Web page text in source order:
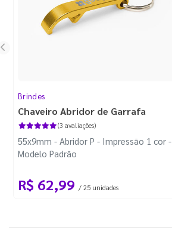
Brindes
Chaveiro Abridor de Garrafa
(3 avaliações)
55x9mm - Abridor P - Impressão 1 cor -
Modelo Padrão
R$ 62,99 / 25 unidades